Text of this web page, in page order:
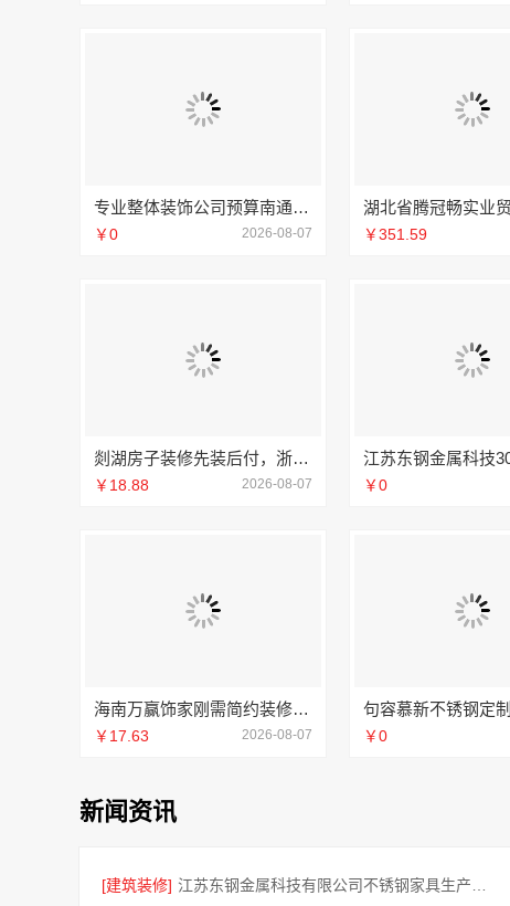
专业整体装饰公司预算南通宏域全宅装饰建材有限公司规划
￥0 2026-08-07 ￥351.59
剡湖房子装修先装后付，浙江宜美嘉透明消费零压力
￥18.88 2026-08-07 ￥0
海南万赢饰家刚需简约装修，工期提速
￥17.63 2026-08-07 ￥0
新闻资讯
[建筑装修]